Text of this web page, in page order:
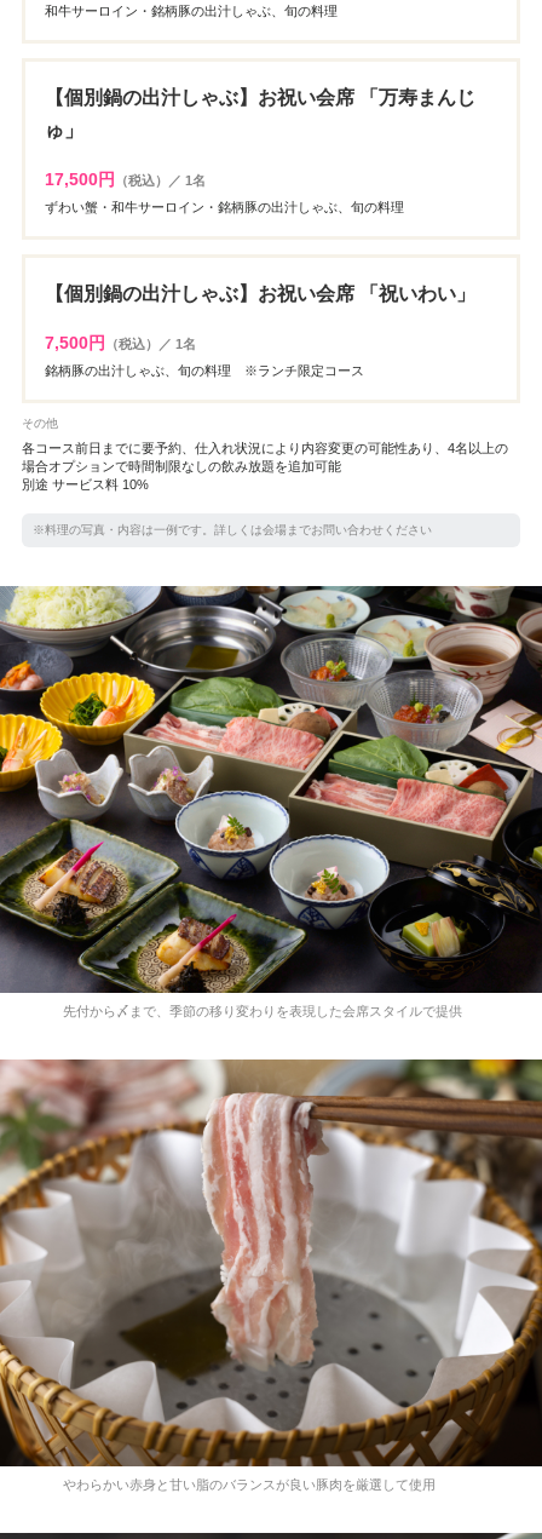
和牛サーロイン・銘柄豚の出汁しゃぶ、旬の料理
【個別鍋の出汁しゃぶ】お祝い会席 「万寿まんじ
ゅ」
17,500円
（税込）／ 1名
ずわい蟹・和牛サーロイン・銘柄豚の出汁しゃぶ、旬の料理
【個別鍋の出汁しゃぶ】お祝い会席 「祝いわい」
7,500円
（税込）／ 1名
銘柄豚の出汁しゃぶ、旬の料理 ※ランチ限定コース
その他
各コース前日までに要予約、仕入れ状況により内容変更の可能性あり、4名以上の
場合オプションで時間制限なしの飲み放題を追加可能
別途 サービス料 10%
※料理の写真・内容は一例です。詳しくは会場までお問い合わせください
先付から〆まで、季節の移り変わりを表現した会席スタイルで提供
やわらかい赤身と甘い脂のバランスが良い豚肉を厳選して使用